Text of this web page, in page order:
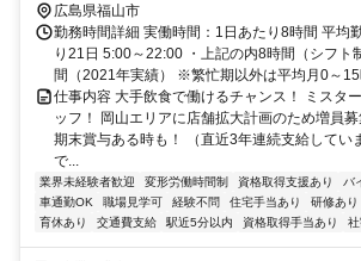
広島県福山市
勤務時間詳細 実働時間：1日あたり8時間 平均
り21日 5:00～22:00 ・上記の内8時間（シフト
間（2021年実績） ※繁忙期以外は平均月0～15
仕事内容 大手飲食で働けるチャンス！ ミスタ
ッフ！ 岡山エリアに店舗拡大計画のため増員
期末賞与ある時も！ （直近3年連続支給してい
で...
業界未経験者歓迎 変形労働時間制 資格取得支援あり バ
車通勤OK
職場見学可 経験不問 住宅手当あり 研修あり
育休あり
交通費支給 駅近5分以内 資格取得手当あり 社